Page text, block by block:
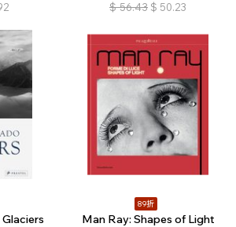
$ 56.43 $ 50.23
89折
Man Ray: Shapes of Light